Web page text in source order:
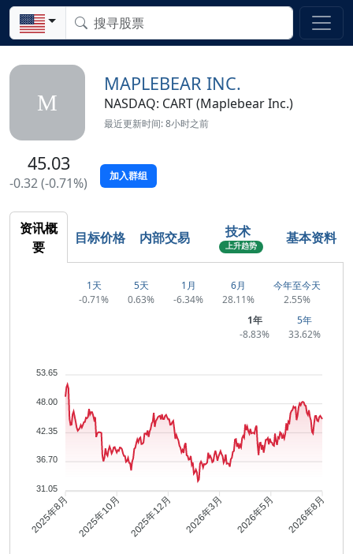
M
MAPLEBEAR INC.
NASDAQ: CART (Maplebear Inc.)
最近更新时间: 8小时之前
45.03
-0.32 (-0.71%) 加入群组
资讯概
要
目标价格 内部交易 技术
上升趋势 基本资料
1天
-0.71%
5天
0.63%
1月
-6.34%
6月
28.11%
今年至今天
2.55%
1年
-8.83%
5年
33.62%
53.65
48.00
42.35
36.70
31.05
2025年8月 2025年10月 2025年12月 2026年3月 2026年5月 2026年8月